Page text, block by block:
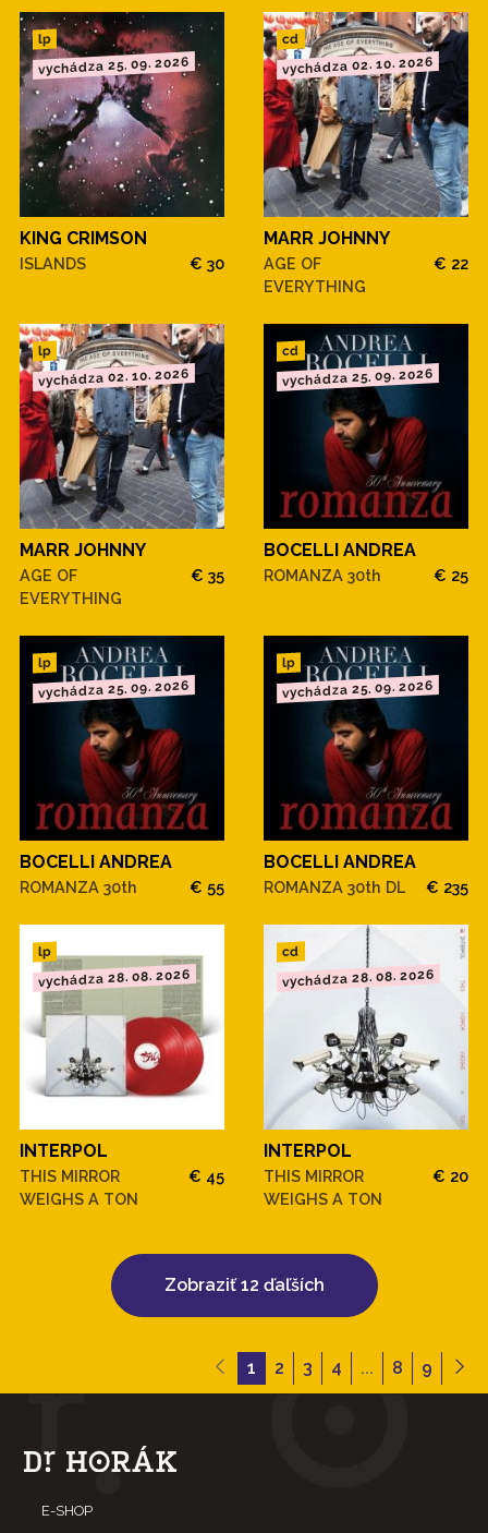
lp
vychádza 25. 09. 2026
KING CRIMSON
ISLANDS € 30
cd
vychádza 02. 10. 2026
MARR JOHNNY
AGE OF
EVERYTHING
€ 22
lp
vychádza 02. 10. 2026
MARR JOHNNY
AGE OF
EVERYTHING
€ 35
cd
vychádza 25. 09. 2026
BOCELLI ANDREA
ROMANZA 30th € 25
lp
vychádza 25. 09. 2026
BOCELLI ANDREA
ROMANZA 30th € 55
lp
vychádza 25. 09. 2026
BOCELLI ANDREA
ROMANZA 30th DL € 235
lp
vychádza 28. 08. 2026
INTERPOL
THIS MIRROR
WEIGHS A TON
€ 45
cd
vychádza 28. 08. 2026
INTERPOL
THIS MIRROR
WEIGHS A TON
€ 20
Zobraziť 12 ďaľších
1 2 3 4 ... 8 9
E-SHOP